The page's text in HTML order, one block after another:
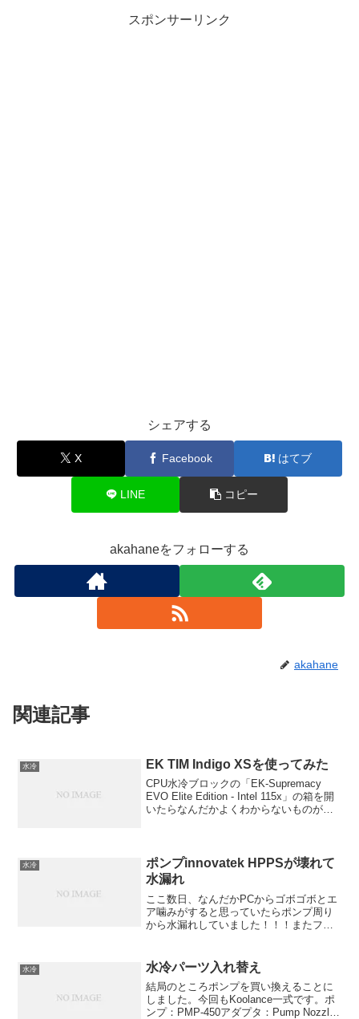
スポンサーリンク
シェアする
X Facebook はてブ
LINE コピー
akahaneをフォローする
akahane
関連記事
水冷 EK TIM Indigo XSを使ってみた
CPU水冷ブロックの「EK-Supremacy
EVO Elite Edition - Intel 115x」の箱を開
いたらなんだかよくわからないものが入
水冷
ポンプinnovatek HPPSが壊れて
水漏れ
ここ数日、なんだかPCからゴボゴボとエ
ア噛みがすると思っていたらポンプ周り
から水漏れしていました！！！またフィ
く漏れてくるのです。・・・よーくとみ
るとフィッティングちか...
水冷 水冷パーツ入れ替え
結局のところポンプを買い換えることに
しました。今回もKoolance一式です。ポ
ンプ：PMP-450アダプタ：Pump Nozzle